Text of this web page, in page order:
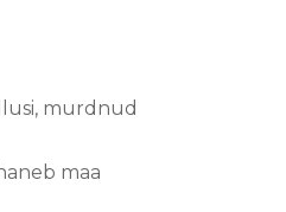
murdnud
maa